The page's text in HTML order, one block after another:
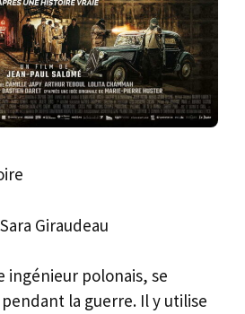
Giraudeau
ingénieur polonais, se
la guerre. Il y utilise